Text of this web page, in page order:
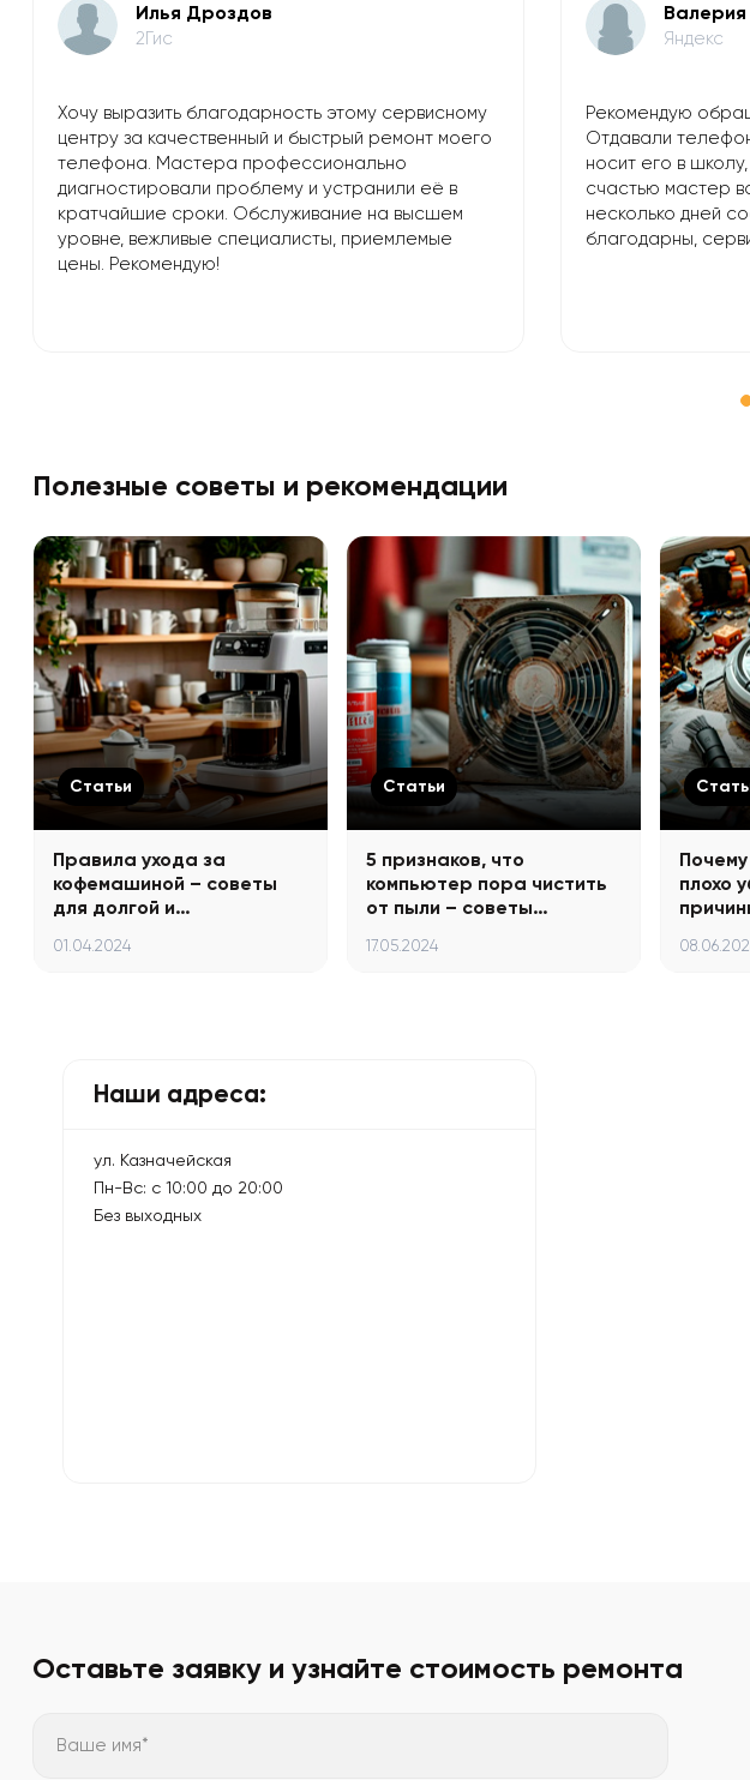
Илья Дроздов
2Гис
Хочу выразить благодарность этому сервисному
центру за качественный и быстрый ремонт моего
телефона. Мастера профессионально
диагностировали проблему и устранили её в
кратчайшие сроки. Обслуживание на высшем
уровне, вежливые специалисты, приемлемые
цены. Рекомендую!
Яндекс
Рекомендую
Отдавали
носит его в
счастью мастер
несколько дней
благодарны,
Полезные советы и рекомендации
Статьи
Правила ухода за
кофемашиной – советы
для долгой и…
01.04.2024
Статьи
5 признаков, что
компьютер пора чистить
от пыли – советы…
17.05.2024
плохо
Наши адреса:
ул. Казначейская
Пн-Вс: с 10:00 до 20:00
Без выходных
Оставьте заявку и узнайте стоимость ремонта
Ваше имя*